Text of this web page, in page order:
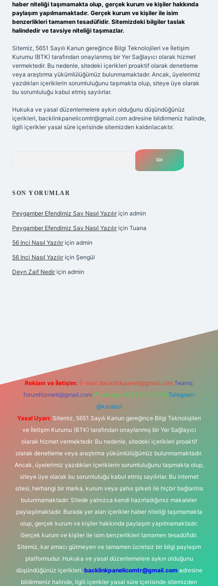
haber niteliği taşımamakta olup, gerçek kurum ve kişiler hakkında
paylaşım yapılmamaktadır. Gerçek kurum ve kişiler ile isim
benzerlikleri tamamen tesadüfidir. Sitemizdeki bilgiler taslak
halindedir ve tavsiye niteliği taşımazlar.
Sitemiz, 5651 Sayılı Kanun gereğince Bilgi Teknolojileri ve İletişim
Kurumu (BTK) tarafından onaylanmış bir Yer Sağlayıcı olarak hizmet
vermektedir. Bu nedenle, sitedeki içerikleri proaktif olarak denetleme
veya araştırma yükümlülüğümüz bulunmamaktadır. Ancak, üyelerimiz
yazdıkları içeriklerin sorumluluğunu taşımakta olup, siteye üye olarak
bu sorumluluğu kabul etmiş sayılırlar.
Hukuka ve yasal düzenlemelere aykırı olduğunu düşündüğünüz
içerikleri, backlinkpanelicomtr@gmail.com adresine bildirmeniz halinde,
ilgili içerikler yasal süre içerisinde sitemizden kaldırılacaktır.
SON YORUMLAR
Peygamber Efendimiz Sav Nasıl Yazılır için admin
Peygamber Efendimiz Sav Nasıl Yazılır için Tuana
56 Inci Nasıl Yazılır için admin
56 Inci Nasıl Yazılır için Şengül
Deyn Zaif Nedir için admin
Reklam ve İletişim: E-mail: backlinkpaneli@gmail.com Teams:
forumhizmeti@gmail.com Whatsapp: 0262 606 0 726 Telegram:
@karabul
Yasal Uyarı: Sitemiz, 5651 Sayılı Kanun gereğince Bilgi Teknolojileri
ve İletişim Kurumu (BTK) tarafından onaylanmış bir Yer Sağlayıcı
olarak hizmet vermektedir. Bu nedenle, sitedeki içerikleri proaktif
olarak denetleme veya araştırma yükümlülüğümüz bulunmamaktadır.
Ancak, üyelerimiz yazdıkları içeriklerin sorumluluğunu taşımakta olup,
siteye üye olarak bu sorumluluğu kabul etmiş sayılırlar. Bu internet
sitesi, herhangi bir marka, kurum veya şahıs şirketi ile hiçbir bağlantısı
bulunmamaktadır. Sitede yalnızca kendi hazırladığımız makaleler
paylaşılmaktadır. Burada yer alan içerikler haber niteliği taşımamakta
olup, gerçek kurum ve kişiler hakkında paylaşım yapılmamaktadır.
Gerçek kurum ve kişiler ile isim benzerlikleri tamamen tesadüfidir.
Sitemiz, kar amacı gütmeyen ve tamamen ücretsiz bir bilgi paylaşım
platformudur. Hukuka ve yasal düzenlemelere aykırı olduğunu
düşündüğünüz içerikleri, backlinkpanelicomtr@gmail.comadresine
bildirmeniz halinde, ilgili içerikler yasal süre içerisinde sitemizden